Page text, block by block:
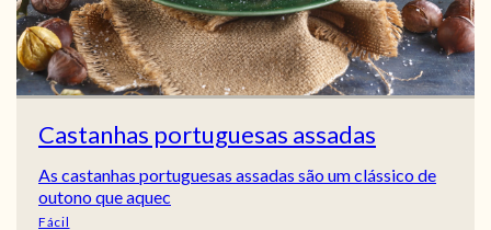
Castanhas portuguesas assadas
As castanhas portuguesas assadas são um clássico de
outono que aquec
Fácil